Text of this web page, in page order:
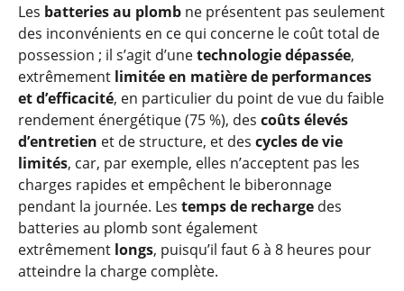
Les batteries au plomb ne présentent pas seulement
des inconvénients en ce qui concerne le coût total de
possession ; il s’agit d’unetechnologie dépassée,
extrêmement limitée en matière de performances
et d’efficacité, en particulier du point de vue du faible
rendement énergétique (75 %), des coûts élevés
d’entretien et de structure, et des cycles de vie
limités, car, par exemple, elles n’acceptent pas les
charges rapides et empêchent le biberonnage
pendant la journée. Les temps de recharge des
batteries au plomb sont également
extrêmement longs, puisqu’il faut 6 à 8 heures pour
atteindre la charge complète.